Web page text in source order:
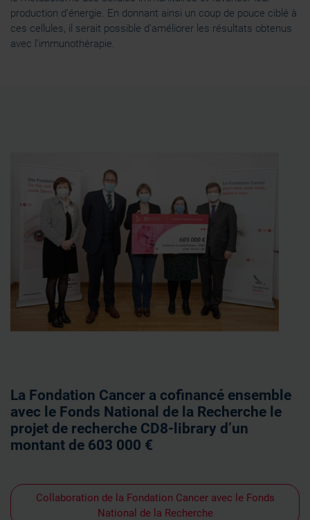
production d’énergie. En donnant ainsi un coup de pouce ciblé à
ces cellules, il serait possible d’améliorer les résultats obtenus
avec l’immunothérapie.
La Fondation Cancer a cofinancé ensemble
avec le Fonds National de la Recherche le
projet de recherche CD8-library d’un
montant de 603 000 €
Collaboration de la Fondation Cancer avec le Fonds
National de la Recherche